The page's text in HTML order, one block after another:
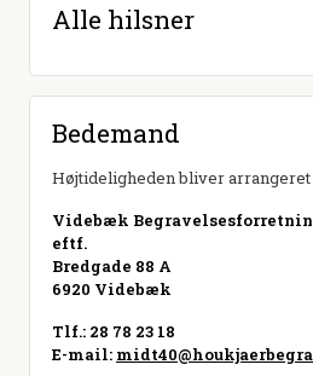
Alle hilsner
Bedemand
Højtideligheden bliver arrangeret
Videbæk
eftf.
Bredgade 88 A
6920 Videbæk
Tlf.: 28 78 23 18
E-mail: